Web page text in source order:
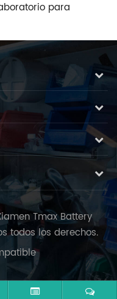
para
Tmax Battery
todos los derechos.